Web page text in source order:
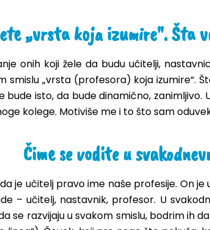
„vrsta koja izumire". Šta
onih koji žele da budu učitelji,
smislu „vrsta (profesora) koja izumire“.
isto, da bude dinamično, zanimljivo.
kolege. Motiviše me i to što sam
Čime se vodite u
je učitelj pravo ime naše profesije. On
– učitelj, nastavnik, profesor. U
se razvijaju u svakom smislu, bodrim ih